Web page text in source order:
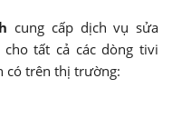
cung cấp dịch vụ sửa
tất cả các dòng tivi
có trên thị trường: